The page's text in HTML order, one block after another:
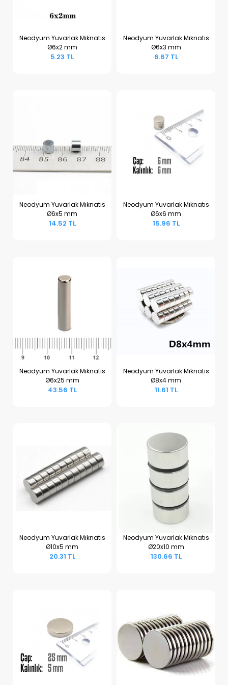
Sepete Ekle
Neodyum Yuvarlak Mıknatıs
Ø6x2 mm
5.23 TL
Sepete Ekle
Neodyum Yuvarlak Mıknatıs
Ø6x3 mm
6.67 TL
Sepete Ekle
Neodyum Yuvarlak Mıknatıs
Ø6x5 mm
14.52 TL
Sepete Ekle
Neodyum Yuvarlak Mıknatıs
Ø6x6 mm
15.96 TL
Sepete Ekle
Neodyum Yuvarlak Mıknatıs
Ø6x25 mm
43.56 TL
Sepete Ekle
Neodyum Yuvarlak Mıknatıs
Ø8x4 mm
11.61 TL
Sepete Ekle
Neodyum Yuvarlak Mıknatıs
Ø10x5 mm
20.31 TL
Sepete Ekle
Neodyum Yuvarlak Mıknatıs
Ø20x10 mm
130.66 TL